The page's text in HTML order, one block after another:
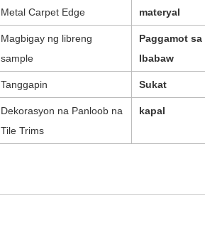
Metal Carpet Edge materyal
Magbigay ng libreng
sample
Paggamot sa
Ibabaw
Tanggapin Sukat
Dekorasyon na Panloob na
Tile Trims
kapal